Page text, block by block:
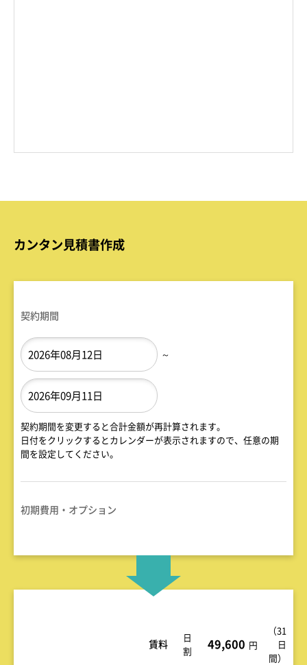
カンタン見積書作成
契約期間
～
契約期間を変更すると合計金額が再計算されます。
日付をクリックするとカレンダーが表示されますので、任意の期
間を設定してください。
初期費用・オプション
賃料
日
割
49,600 円
（31
日
間）